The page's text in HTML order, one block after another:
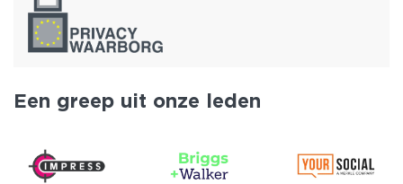
Een greep uit onze leden